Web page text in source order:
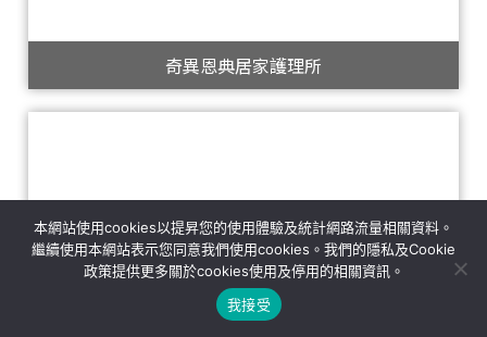
奇異恩典居家護理所
本網站使用cookies以提昇您的使用體驗及統計網路流量相關資料。
繼續使用本網站表示您同意我們使用cookies。我們的隱私及Cookie
政策提供更多關於cookies使用及停用的相關資訊。
我接受